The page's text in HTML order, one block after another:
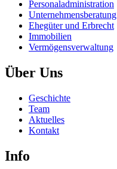
Personaladministration
Unternehmensberatung
Ehegüter und Erbrecht
Immobilien
Vermögensverwaltung
Über Uns
Geschichte
Team
Aktuelles
Kontakt
Info